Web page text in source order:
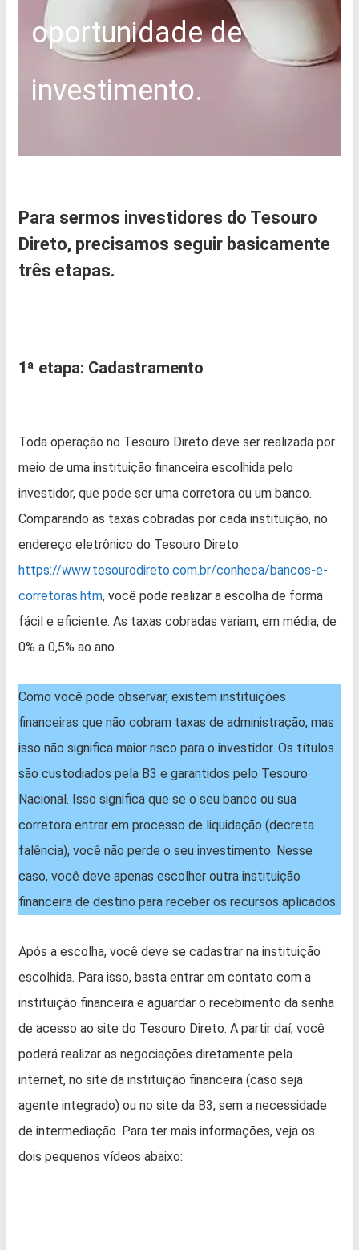
oportunidade de
investimento.
Para sermos investidores do Tesouro
Direto, precisamos seguir basicamente
três etapas.
1ª etapa: Cadastramento
Toda operação no Tesouro Direto deve ser realizada por
meio de uma instituição financeira escolhida pelo
investidor, que pode ser uma corretora ou um banco.
Comparando as taxas cobradas por cada instituição, no
endereço eletrônico do Tesouro Direto
https://www.tesourodireto.com.br/conheca/bancos-e-
corretoras.htm, você pode realizar a escolha de forma
fácil e eficiente. As taxas cobradas variam, em média, de
0% a 0,5% ao ano.
Como você pode observar, existem instituições
financeiras que não cobram taxas de administração, mas
isso não significa maior risco para o investidor. Os títulos
são custodiados pela B3 e garantidos pelo Tesouro
Nacional. Isso significa que se o seu banco ou sua
corretora entrar em processo de liquidação (decreta
falência), você não perde o seu investimento. Nesse
caso, você deve apenas escolher outra instituição
financeira de destino para receber os recursos aplicados.
Após a escolha, você deve se cadastrar na instituição
escolhida. Para isso, basta entrar em contato com a
instituição financeira e aguardar o recebimento da senha
de acesso ao site do Tesouro Direto. A partir daí, você
poderá realizar as negociações diretamente pela
internet, no site da instituição financeira (caso seja
agente integrado) ou no site da B3, sem a necessidade
de intermediação. Para ter mais informações, veja os
dois pequenos vídeos abaixo: